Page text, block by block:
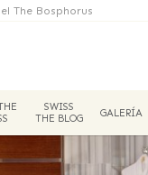
The Bosphorus
SWISS
THE BLOG
GALERÍA